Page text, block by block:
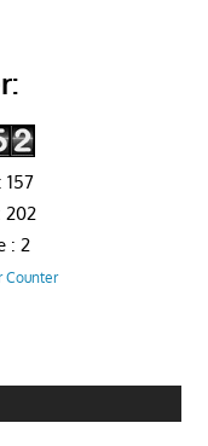
157
202
: 2
Counter